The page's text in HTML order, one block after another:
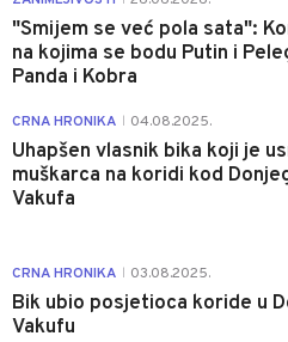
"Smijem se već pola sata":
na kojima se bodu Putin i
Panda i Kobra
CRNA HRONIKA 04.08.2025.
Uhapšen vlasnik bika koji je
muškarca na koridi kod
Vakufa
CRNA HRONIKA 03.08.2025.
Bik ubio posjetioca koride u
Vakufu